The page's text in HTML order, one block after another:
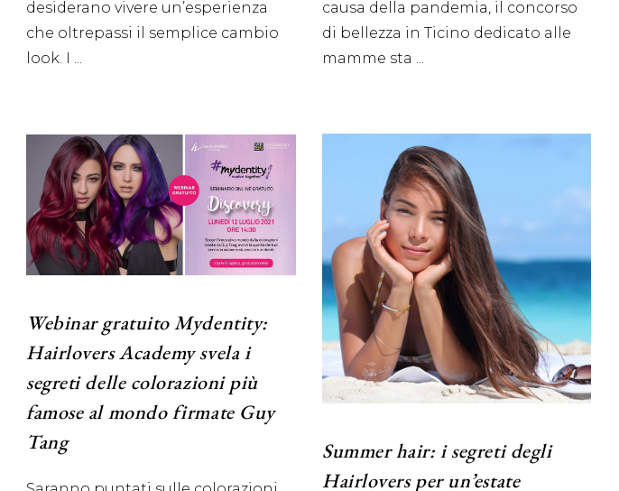
causa della pandemia, il concorso
di bellezza in Ticino dedicato alle
mamme sta
desiderano vivere un’esperienza
che oltrepassi il semplice cambio
look. I
Summer hair: i segreti degli
Hairlovers per un’estate
Webinar gratuito Mydentity:
Hairlovers Academy svela i
segreti delle colorazioni più
famose al mondo firmate Guy
Tang